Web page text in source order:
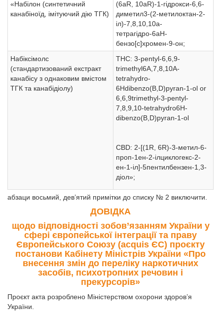
«Набілон (синтетичний
канабіноїд, імітуючий дію ТГК)
(6aR, 10aR)-1-гідрокси-6,6-
диметил3-(2-метилоктан-2-
іл)-7,8,10,10a-
тетрагідро-6aH-
бензо[c]хромен-9-он;
Набіксімолс
(стандартизований екстракт
канабісу з однаковим вмістом
ТГК та канабідіолу)
THC: 3-pentyl-6,6,9-
trimethyl6A,7,8,10A-
tetrahydro-
6Hdibenzo(B,D)pyran-1-ol or
6,6,9trimethyl-3-pentyl-
7,8,9,10-tetrahydro6H-
dibenzo(B,D)pyran-1-ol
CBD: 2-[(1R, 6R)-3-метил-6-
проп-1ен-2-ілциклогекс-2-
ен-1-іл]-5пентилбензен-1,3-
діол»;
абзаци восьмий, дев’ятий примітки до списку № 2 виключити.
ДОВІДКА
щодо відповідності зобов’язанням України у
сфері європейської інтеграції та праву
Європейського Союзу (acquis ЄС) проєкту
постанови Кабінету Міністрів України «Про
внесення змін до переліку наркотичних
засобів, психотропних речовин і
прекурсорів»
Проєкт акта розроблено Міністерством охорони здоров’я
України.